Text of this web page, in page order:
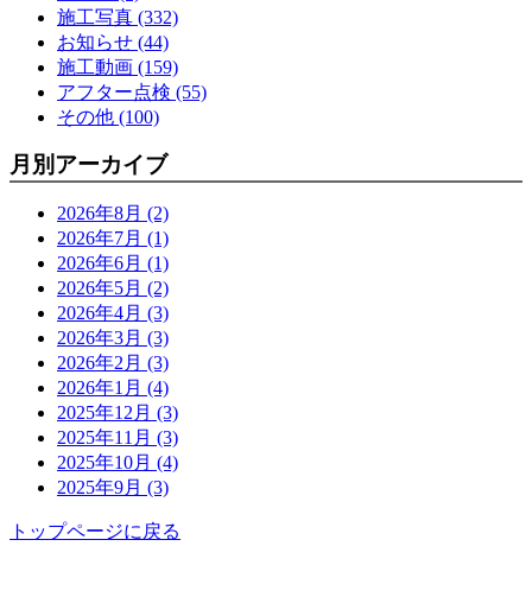
施工写真 (332)
お知らせ (44)
施工動画 (159)
アフター点検 (55)
その他 (100)
月別アーカイブ
2026年8月 (2)
2026年7月 (1)
2026年6月 (1)
2026年5月 (2)
2026年4月 (3)
2026年3月 (3)
2026年2月 (3)
2026年1月 (4)
2025年12月 (3)
2025年11月 (3)
2025年10月 (4)
2025年9月 (3)
トップページに戻る